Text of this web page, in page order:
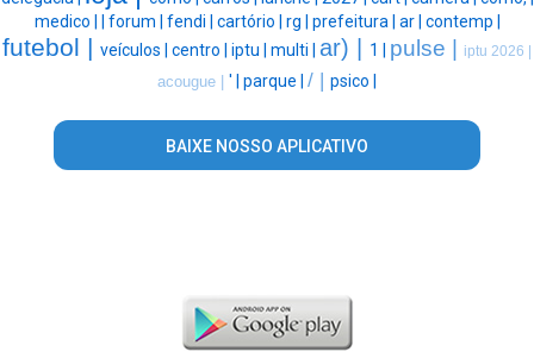
medico |
forum | fendi | cartório | rg | prefeitura | ar | contemp |
futebol | veículos | centro | iptu | multi | ar) | 1 | pulse | iptu 2026 |
acougue | ' | parque | / | psico |
BAIXE NOSSO APLICATIVO